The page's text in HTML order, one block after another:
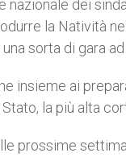
nazionale dei
la Natività
sorta di gara
insieme ai
la più alta
prossime